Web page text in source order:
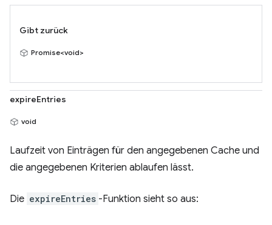
Gibt zurück
Promise<void>
expireEntries
void
Laufzeit von Einträgen für den angegebenen Cache und
die angegebenen Kriterien ablaufen lässt.
Die expireEntries -Funktion sieht so aus: